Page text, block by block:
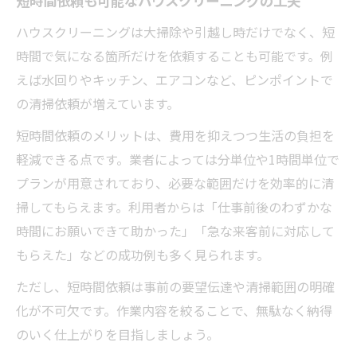
ハウスクリーニングは大掃除や引越し時だけでなく、短
時間で気になる箇所だけを依頼することも可能です。例
えば水回りやキッチン、エアコンなど、ピンポイントで
の清掃依頼が増えています。
短時間依頼のメリットは、費用を抑えつつ生活の負担を
軽減できる点です。業者によっては分単位や1時間単位で
プランが用意されており、必要な範囲だけを効率的に清
掃してもらえます。利用者からは「仕事前後のわずかな
時間にお願いできて助かった」「急な来客前に対応して
もらえた」などの成功例も多く見られます。
ただし、短時間依頼は事前の要望伝達や清掃範囲の明確
化が不可欠です。作業内容を絞ることで、無駄なく納得
のいく仕上がりを目指しましょう。